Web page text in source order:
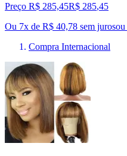
Preço R$ 285,45R$ 285,45
Ou 7x de R$ 40,78 sem jurosou
Compra Internacional